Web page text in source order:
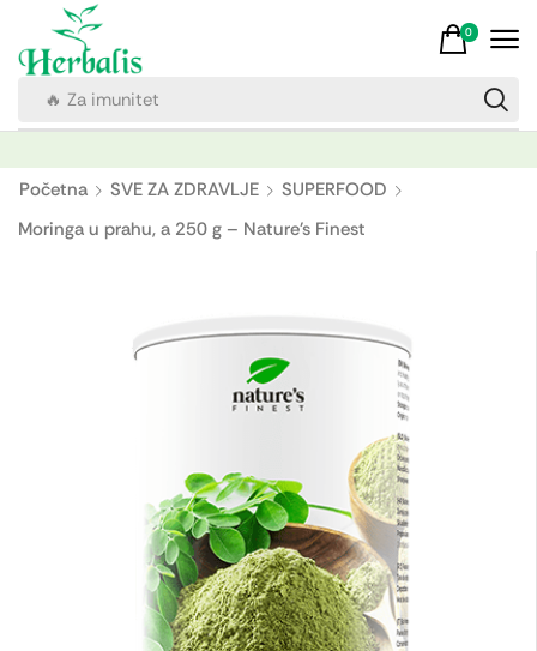
🔥 Za imunitet
0
Početna SVE ZA ZDRAVLJE
SUPERFOOD
Moringa u prahu, a 250 g – Nature's Finest